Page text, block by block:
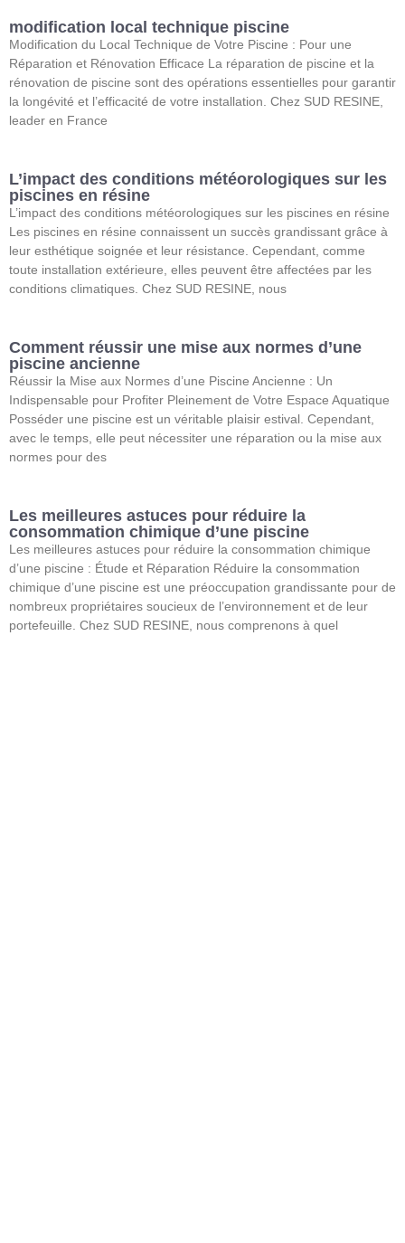
modification local technique piscine
Modification du Local Technique de Votre Piscine : Pour une
Réparation et Rénovation Efficace La réparation de piscine et la
rénovation de piscine sont des opérations essentielles pour garantir
la longévité et l’efficacité de votre installation. Chez SUD RESINE,
leader en France
L’impact des conditions météorologiques sur les
piscines en résine
L’impact des conditions météorologiques sur les piscines en résine
Les piscines en résine connaissent un succès grandissant grâce à
leur esthétique soignée et leur résistance. Cependant, comme
toute installation extérieure, elles peuvent être affectées par les
conditions climatiques. Chez SUD RESINE, nous
Comment réussir une mise aux normes d’une
piscine ancienne
Réussir la Mise aux Normes d’une Piscine Ancienne : Un
Indispensable pour Profiter Pleinement de Votre Espace Aquatique
Posséder une piscine est un véritable plaisir estival. Cependant,
avec le temps, elle peut nécessiter une réparation ou la mise aux
normes pour des
Les meilleures astuces pour réduire la
consommation chimique d’une piscine
Les meilleures astuces pour réduire la consommation chimique
d’une piscine : Étude et Réparation Réduire la consommation
chimique d’une piscine est une préoccupation grandissante pour de
nombreux propriétaires soucieux de l’environnement et de leur
portefeuille. Chez SUD RESINE, nous comprenons à quel